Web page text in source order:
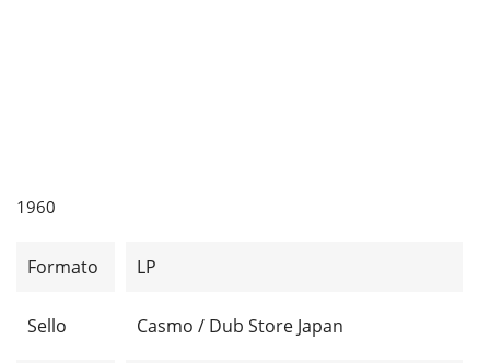
1960
Formato LP
Sello Casmo / Dub Store Japan